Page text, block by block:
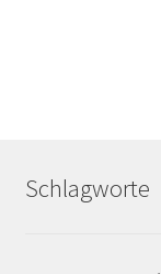
Schlagworte